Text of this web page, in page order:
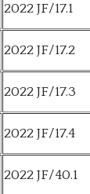
2022 JF/17.1
2022 JF/17.2
2022 JF/17.3
2022 JF/17.4
2022 JF/40.1